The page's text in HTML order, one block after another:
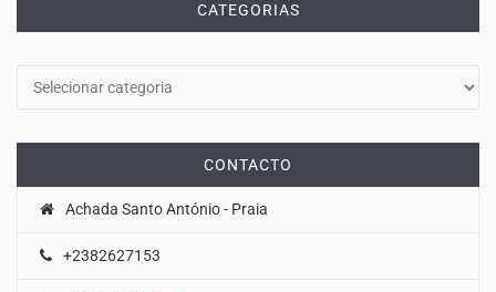
CATEGORIAS
CONTACTO
Achada Santo António - Praia
+2382627153